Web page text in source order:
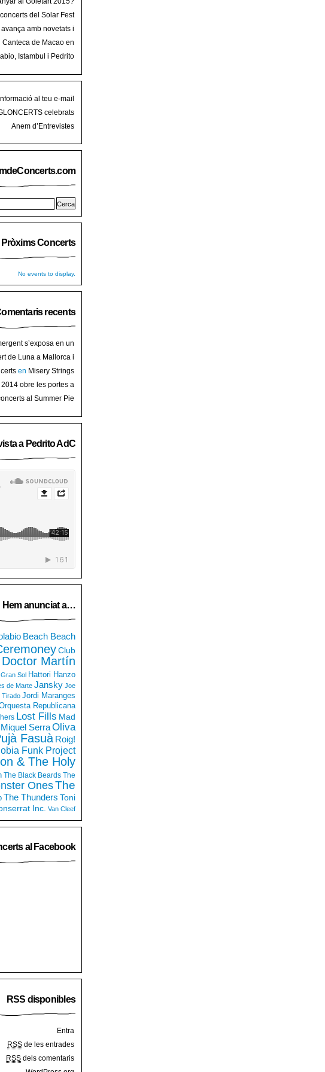
del Solar Fest
2015 a Mallorca
amb novetats i
des Vermar amb art
de Macao en
Roots Festival
Istambul i Pedrito
al teu e-mail
celebrats
Anem d’Entrevistes
Pròxims Concerts
No events to display.
recents
s’exposa en un
⋆ Noticias de hoy
en
Binissalem
de Luna a Mallorca i
sorteig d’entrades
en Misery Strings
Teatre Mar i Terra de
obre les portes a
l’art de Binissalem
al Summer Pie
a Pedrito AdC
Hem anunciat a…
Beach Beach
Club
Doctor Martín
Gran Sol Hattori Hanzo
de Marte Jansky Joe
Tirado Jordi Maranges
Republicana
Lost Fills Mad
Miquel SerraOliva
Fasuà Roig!
Funk Project
& The Holy
The Black Beards The
OnesThe
The Thunders Toni
Inc. Van Cleef
al Facebook
RSS disponibles
Entra
RSS de les entrades
RSS dels comentaris